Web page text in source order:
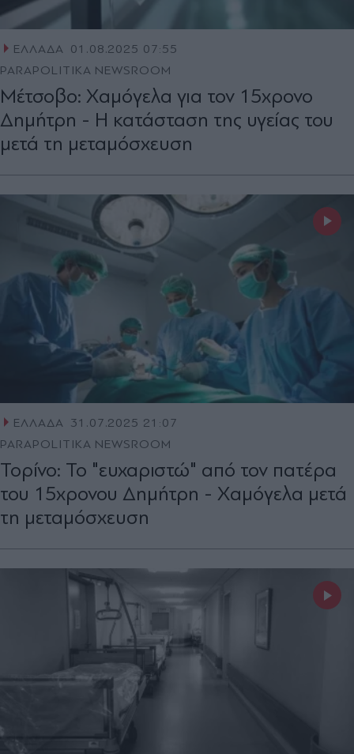
ΕΛΛΑΔΑ
01.08.2025 07:55
PARAPOLITIKA NEWSROOM
Μέτσοβο: Χαμόγελα για τον 15χρονο
Δημήτρη - Η κατάσταση της υγείας του
μετά τη μεταμόσχευση
ΕΛΛΑΔΑ 31.07.2025 21:07
PARAPOLITIKA NEWSROOM
Τορίνο: Το "ευχαριστώ" από τον πατέρα
του 15χρονου Δημήτρη - Χαμόγελα μετά
τη μεταμόσχευση